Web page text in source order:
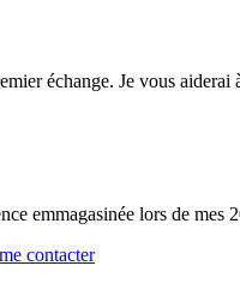
échange. Je vous
emmagasinée lors de mes
me contacter